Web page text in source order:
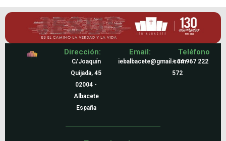
Dirección:
C/Joaquín
Quijada, 45
02004 -
Albacete
España
Email:
iebalbacete@gmail.com
Teléfono
+ 34 967 222
572